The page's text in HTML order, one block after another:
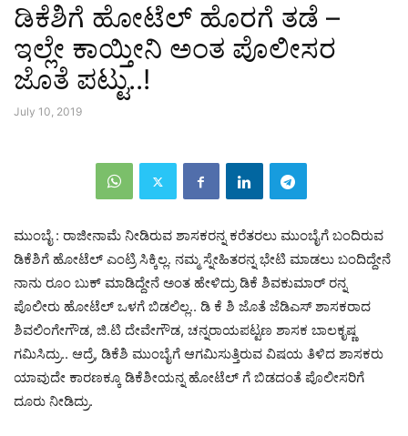
ಡಿಕೆಶಿಗೆ ಹೋಟೆಲ್ ಹೊರಗೆ ತಡೆ –
ಇಲ್ಲೇ ಕಾಯ್ತೀನಿ ಅಂತ ಪೊಲೀಸರ
ಜೊತೆ ಪಟ್ಟು..!
July 10, 2019
ಮುಂಬೈ : ರಾಜೀನಾಮೆ ನೀಡಿರುವ ಶಾಸಕರನ್ನ ಕರೆತರಲು ಮುಂಬೈಗೆ ಬಂದಿರುವ
ಡಿಕೆಶಿಗೆ ಹೋಟೆಲ್ ಎಂಟ್ರಿ ಸಿಕ್ಕಿಲ್ಲ. ನಮ್ಮ ಸ್ನೇಹಿತರನ್ನ ಭೇಟಿ ಮಾಡಲು ಬಂದಿದ್ದೇನೆ
ನಾನು ರೂಂ ಬುಕ್ ಮಾಡಿದ್ದೇನೆ ಅಂತ ಹೇಳಿದ್ರು ಡಿಕೆ ಶಿವಕುಮಾರ್ ರನ್ನ
ಪೊಲೀರು ಹೋಟೆಲ್ ಒಳಗೆ ಬಿಡಲಿಲ್ಲ.. ಡಿ ಕೆ ಶಿ ಜೊತೆ ಜೆಡಿಎಸ್ ಶಾಸಕರಾದ
ಶಿವಲಿಂಗೇಗೌಡ, ಜಿ.ಟಿ ದೇವೇಗೌಡ, ಚನ್ನರಾಯಪಟ್ಟಣ ಶಾಸಕ ಬಾಲಕೃಷ್ಣ
ಗಮಿಸಿದ್ರು.. ಆದ್ರೆ, ಡಿಕೆಶಿ ಮುಂಬೈಗೆ ಆಗಮಿಸುತ್ತಿರುವ ವಿಷಯ ತಿಳಿದ ಶಾಸಕರು
ಯಾವುದೇ ಕಾರಣಕ್ಕೂ ಡಿಕೆಶೀಯನ್ನ ಹೋಟೆಲ್ ಗೆ ಬಿಡದಂತೆ ಪೊಲೀಸರಿಗೆ
ದೂರು ನೀಡಿದ್ರು.